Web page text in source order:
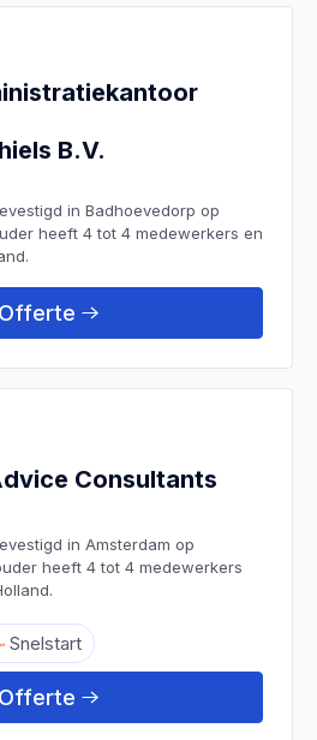
B.V.
in Badhoevedorp op
heeft 4 tot 4 medewerkers en
Offerte
Consultants
in Amsterdam op
heeft 4 tot 4 medewerkers
Snelstart
Offerte